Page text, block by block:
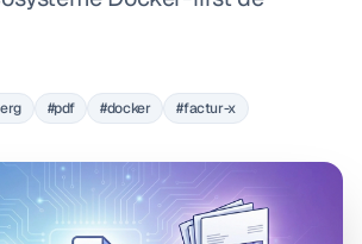
#pdf #docker #factur-x